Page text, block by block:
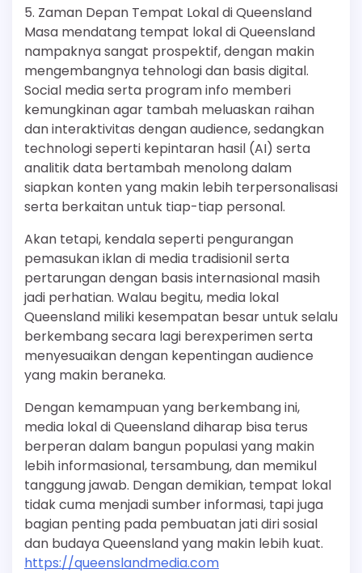
5. Zaman Depan Tempat Lokal di Queensland
Masa mendatang tempat lokal di Queensland
nampaknya sangat prospektif, dengan makin
mengembangnya tehnologi dan basis digital.
Social media serta program info memberi
kemungkinan agar tambah meluaskan raihan
dan interaktivitas dengan audience, sedangkan
technologi seperti kepintaran hasil (AI) serta
analitik data bertambah menolong dalam
siapkan konten yang makin lebih terpersonalisasi
serta berkaitan untuk tiap-tiap personal.
Akan tetapi, kendala seperti pengurangan
pemasukan iklan di media tradisionil serta
pertarungan dengan basis internasional masih
jadi perhatian. Walau begitu, media lokal
Queensland miliki kesempatan besar untuk selalu
berkembang secara lagi berexperimen serta
menyesuaikan dengan kepentingan audience
yang makin beraneka.
Dengan kemampuan yang berkembang ini,
media lokal di Queensland diharap bisa terus
berperan dalam bangun populasi yang makin
lebih informasional, tersambung, dan memikul
tanggung jawab. Dengan demikian, tempat lokal
tidak cuma menjadi sumber informasi, tapi juga
bagian penting pada pembuatan jati diri sosial
dan budaya Queensland yang makin lebih kuat.
https://queenslandmedia.com